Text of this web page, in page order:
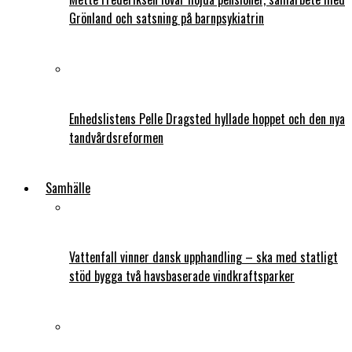
Grönland och satsning på barnpsykiatrin
Enhedslistens Pelle Dragsted hyllade hoppet och den nya
tandvårdsreformen
Samhälle
Vattenfall vinner dansk upphandling – ska med statligt
stöd bygga två havsbaserade vindkraftsparker